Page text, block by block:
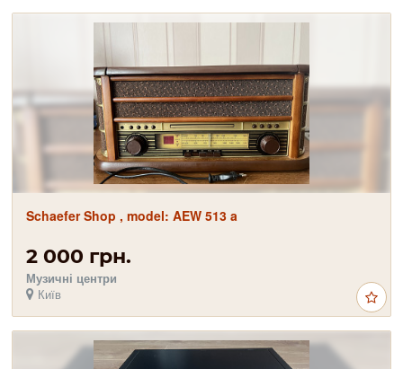
Schaefer Shop , model: AEW 513 a
2 000 грн.
Музичні центри
Київ